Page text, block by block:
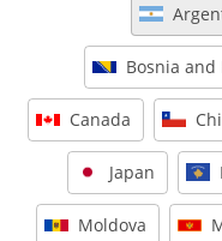
Bosnia and
Canada
Japan
Moldova